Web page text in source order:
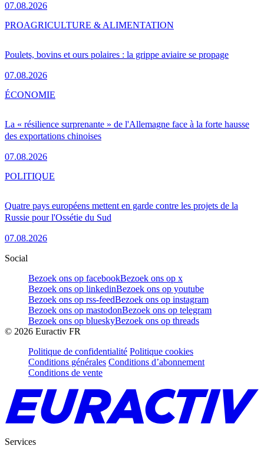
07.08.2026
Poulets, bovins et ours polaires : la grippe aviaire se propage
07.08.2026
PROAGRICULTURE & ALIMENTATION
La « résilience surprenante » de l'Allemagne face à la forte hausse
des exportations chinoises
07.08.2026
ÉCONOMIE
Quatre pays européens mettent en garde contre les projets de la
Russie pour l'Ossétie du Sud
07.08.2026
POLITIQUE
Social
Bezoek ons op facebookBezoek ons op x
Bezoek ons op linkedinBezoek ons op youtube
Bezoek ons op rss-feedBezoek ons op instagram
Bezoek ons op mastodonBezoek ons op telegram
Bezoek ons op blueskyBezoek ons op threads
© 2026 Euractiv FR
Politique de confidentialité Politique cookies
Conditions générales Conditions d’abonnement
Conditions de vente
Services